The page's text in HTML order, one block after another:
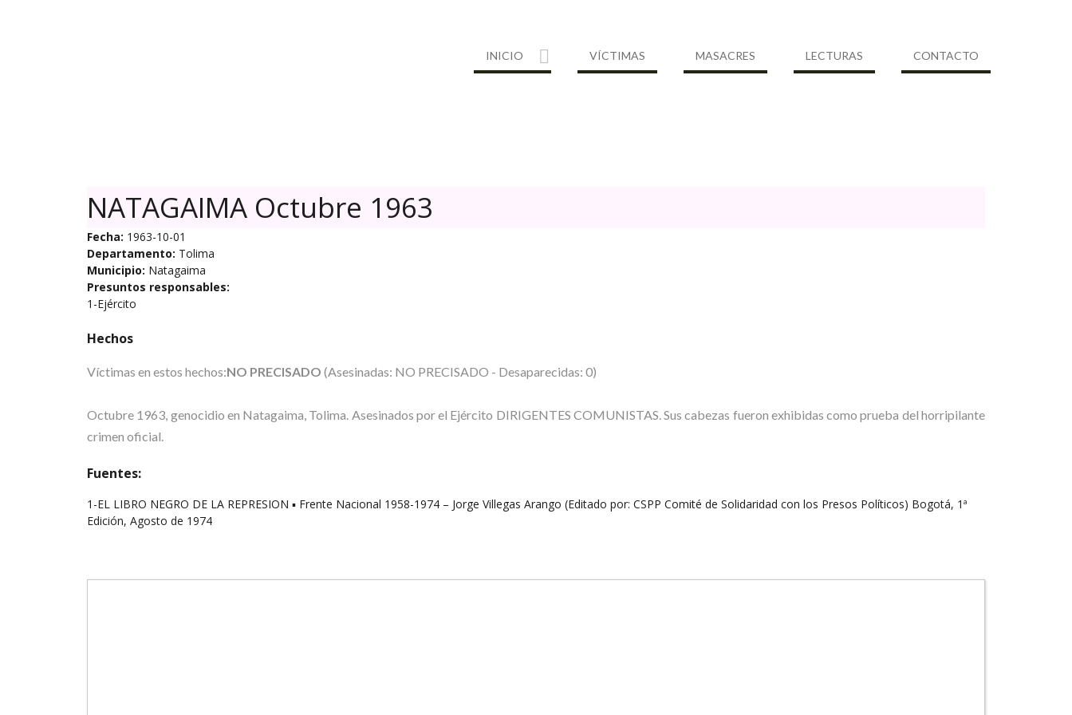
INICIO VÍCTIMAS MASACRES LECTURAS CONTACTO
NATAGAIMA Octubre 1963
Fecha: 1963-10-01
Departamento: Tolima
Municipio: Natagaima
Presuntos responsables:
1-Ejército
Hechos
Víctimas en estos hechos:NO PRECISADO (Asesinadas: NO PRECISADO - Desaparecidas: 0)
Octubre 1963, genocidio en Natagaima, Tolima. Asesinados por el Ejército DIRIGENTES COMUNISTAS. Sus cabezas fueron exhibidas como prueba del horripilante
crimen oficial.
Fuentes:
1-EL LIBRO NEGRO DE LA REPRESION ▪ Frente Nacional 1958-1974 – Jorge Villegas Arango (Editado por: CSPP Comité de Solidaridad con los Presos Políticos) Bogotá, 1ª
Edición, Agosto de 1974